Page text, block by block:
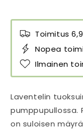
500
määrääToimitus
Nopea
Ilmainen
Laventelin
pumppupullossa.
on suloisen